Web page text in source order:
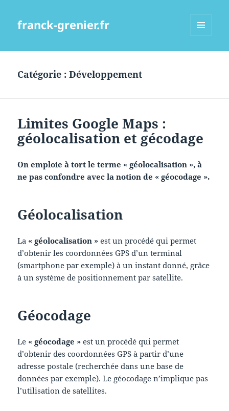
franck-grenier.fr
Catégorie :Développement
Limites Google Maps :
géolocalisation et gécodage
On emploie à tort le terme « géolocalisation », à
ne pas confondre avec la notion de « géocodage ».
Géolocalisation
La « géolocalisation » est un procédé qui permet
d’obtenir les coordonnées GPS d’un terminal
(smartphone par exemple) à un instant donné, grâce
à un système de positionnement par satellite.
Géocodage
Le « géocodage » est un procédé qui permet
d’obtenir des coordonnées GPS à partir d’une
adresse postale (recherchée dans une base de
données par exemple). Le géocodage n’implique pas
l’utilisation de satellites.